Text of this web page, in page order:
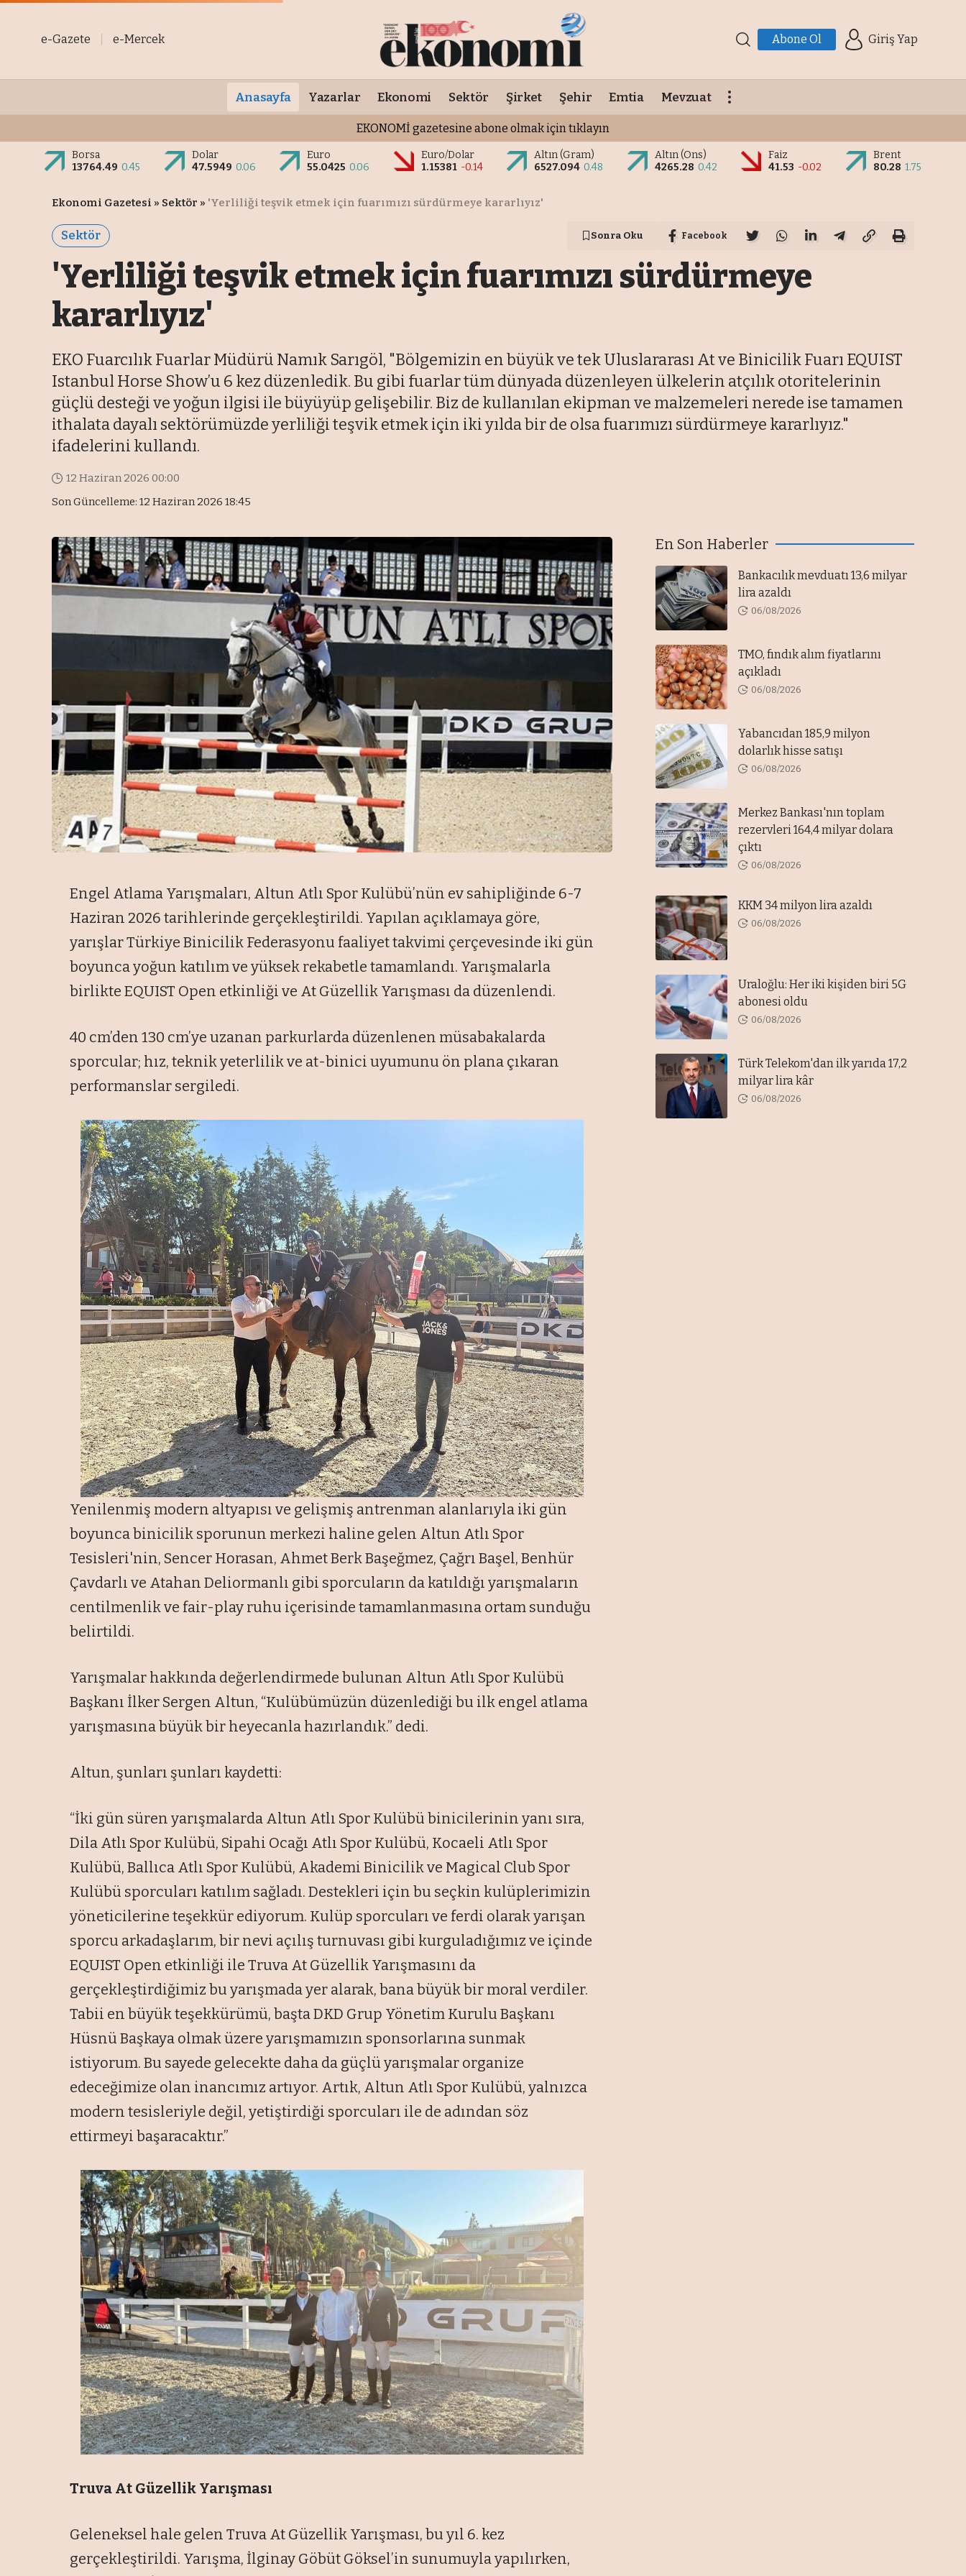
e-Gazete e-Mercek Abone Ol Giriş Yap
Anasayfa Yazarlar Ekonomi Sektör Şirket Şehir Emtia Mevzuat
EKONOMİ gazetesine abone olmak için tıklayın
Borsa
13764.49 0.45
Dolar
47.5949 0.06
Euro
55.0425 0.06
Euro/Dolar
1.15381 -0.14
Altın (Gram)
6527.094 0.48
Altın (Ons)
4265.28 0.42
Faiz
41.53 -0.02
Brent
80.28 1.75
Ekonomi Gazetesi » Sektör » 'Yerliliği teşvik etmek için fuarımızı sürdürmeye kararlıyız'
Sektör Sonra Oku Facebook
'Yerliliği teşvik etmek için fuarımızı sürdürmeye
kararlıyız'
EKO Fuarcılık Fuarlar Müdürü Namık Sarıgöl, "Bölgemizin en büyük ve tek Uluslararası At ve Binicilik Fuarı EQUIST
Istanbul Horse Show’u 6 kez düzenledik. Bu gibi fuarlar tüm dünyada düzenleyen ülkelerin atçılık otoritelerinin
güçlü desteği ve yoğun ilgisi ile büyüyüp gelişebilir. Biz de kullanılan ekipman ve malzemeleri nerede ise tamamen
ithalata dayalı sektörümüzde yerliliği teşvik etmek için iki yılda bir de olsa fuarımızı sürdürmeye kararlıyız."
ifadelerini kullandı.
Son Güncelleme: 12 Haziran 2026 18:45
12 Haziran 2026 00:00
Engel Atlama Yarışmaları, Altun Atlı Spor Kulübü’nün ev sahipliğinde 6-7
Haziran 2026 tarihlerinde gerçekleştirildi. Yapılan açıklamaya göre,
yarışlar Türkiye Binicilik Federasyonu faaliyet takvimi çerçevesinde iki gün
boyunca yoğun katılım ve yüksek rekabetle tamamlandı. Yarışmalarla
birlikte EQUIST Open etkinliği ve At Güzellik Yarışması da düzenlendi.
40 cm’den 130 cm’ye uzanan parkurlarda düzenlenen müsabakalarda
sporcular; hız, teknik yeterlilik ve at-binici uyumunu ön plana çıkaran
performanslar sergiledi.
Yenilenmiş modern altyapısı ve gelişmiş antrenman alanlarıyla iki gün
boyunca binicilik sporunun merkezi haline gelen Altun Atlı Spor
Tesisleri'nin, Sencer Horasan, Ahmet Berk Başeğmez, Çağrı Başel, Benhür
Çavdarlı ve Atahan Deliormanlı gibi sporcuların da katıldığı yarışmaların
centilmenlik ve fair-play ruhu içerisinde tamamlanmasına ortam sunduğu
belirtildi.
Yarışmalar hakkında değerlendirmede bulunan Altun Atlı Spor Kulübü
Başkanı İlker Sergen Altun, “Kulübümüzün düzenlediği bu ilk engel atlama
yarışmasına büyük bir heyecanla hazırlandık.” dedi.
Altun, şunları şunları kaydetti:
“İki gün süren yarışmalarda Altun Atlı Spor Kulübü binicilerinin yanı sıra,
Dila Atlı Spor Kulübü, Sipahi Ocağı Atlı Spor Kulübü, Kocaeli Atlı Spor
Kulübü, Ballıca Atlı Spor Kulübü, Akademi Binicilik ve Magical Club Spor
Kulübü sporcuları katılım sağladı. Destekleri için bu seçkin kulüplerimizin
yöneticilerine teşekkür ediyorum. Kulüp sporcuları ve ferdi olarak yarışan
sporcu arkadaşlarım, bir nevi açılış turnuvası gibi kurguladığımız ve içinde
EQUIST Open etkinliği ile Truva At Güzellik Yarışmasını da
gerçekleştirdiğimiz bu yarışmada yer alarak, bana büyük bir moral verdiler.
Tabii en büyük teşekkürümü, başta DKD Grup Yönetim Kurulu Başkanı
Hüsnü Başkaya olmak üzere yarışmamızın sponsorlarına sunmak
istiyorum. Bu sayede gelecekte daha da güçlü yarışmalar organize
edeceğimize olan inancımız artıyor. Artık, Altun Atlı Spor Kulübü, yalnızca
modern tesisleriyle değil, yetiştirdiği sporcuları ile de adından söz
ettirmeyi başaracaktır.”
Truva At Güzellik Yarışması
Geleneksel hale gelen Truva At Güzellik Yarışması, bu yıl 6. kez
gerçekleştirildi. Yarışma, İlginay Göbüt Göksel’in sunumuyla yapılırken,
En Son Haberler
Bankacılık mevduatı 13,6 milyar
lira azaldı
06/08/2026
TMO, fındık alım fiyatlarını
açıkladı
06/08/2026
Yabancıdan 185,9 milyon
dolarlık hisse satışı
06/08/2026
Merkez Bankası'nın toplam
rezervleri 164,4 milyar dolara
çıktı
06/08/2026
KKM 34 milyon lira azaldı
06/08/2026
Uraloğlu: Her iki kişiden biri 5G
abonesi oldu
06/08/2026
Türk Telekom'dan ilk yarıda 17,2
milyar lira kâr
06/08/2026